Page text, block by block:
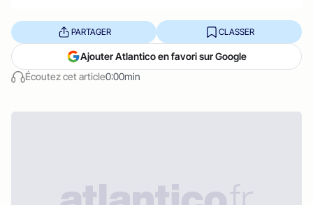
Écoutez cet article0:00min
PARTAGER CLASSER
Ajouter Atlantico en favori sur Google